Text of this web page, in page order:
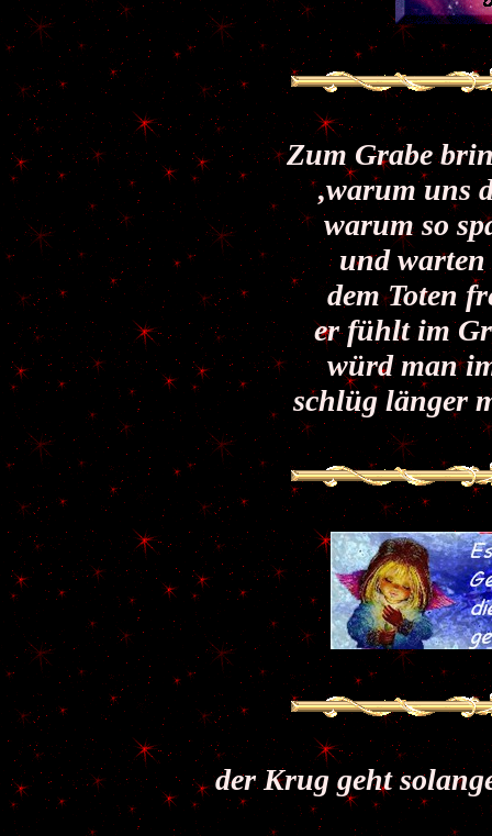
Zum Grabe
,warum uns
warum so
und
dem Toten
er fühlt im
würd man
schlüg länger
der Krug geht